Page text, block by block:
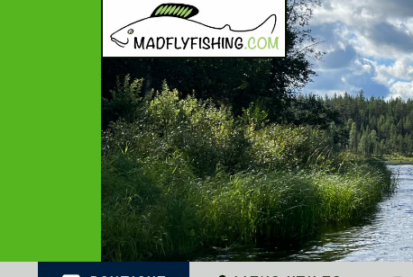
Panneau de gestion des cookies